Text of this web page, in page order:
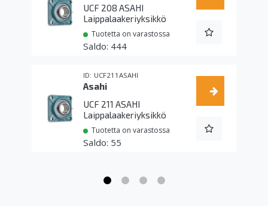
UCF 208 ASAHI
Laippalaakeriyksikkö
Tuotetta on varastossa
444
UCF211ASAHI
Asahi
UCF 211 ASAHI
Laippalaakeriyksikkö
Tuotetta on varastossa
55